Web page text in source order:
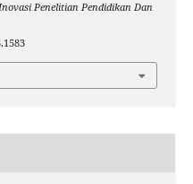
Penelitian Pendidikan Dan